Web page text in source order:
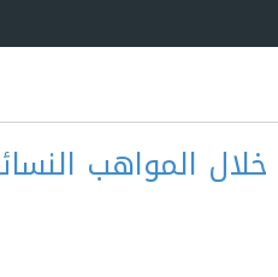
المواهب